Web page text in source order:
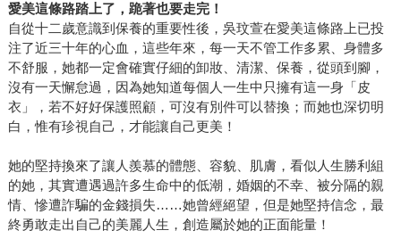
愛美這條路踏上了，跪著也要走完！
自從十二歲意識到保養的重要性後，吳玟萱在愛美這條路上已投
注了近三十年的心血，這些年來，每一天不管工作多累、身體多
不舒服，她都一定會確實仔細的卸妝、清潔、保養，從頭到腳，
沒有一天懈怠過，因為她知道每個人一生中只擁有這一身「皮
衣」，若不好好保護照顧，可沒有別件可以替換；而她也深切明
白，惟有珍視自己，才能讓自己更美！
她的堅持換來了讓人羨慕的體態、容貌、肌膚，看似人生勝利組
的她，其實遭遇過許多生命中的低潮，婚姻的不幸、被分隔的親
情、慘遭詐騙的金錢損失……她曾經絕望，但是她堅持信念，最
終勇敢走出自己的美麗人生，創造屬於她的正面能量！